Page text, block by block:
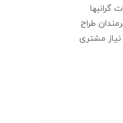
گرانبها
طراح
مشتری